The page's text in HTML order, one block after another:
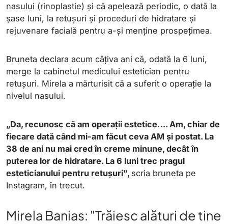
nasului (rinoplastie) și că apelează periodic, o dată la
șase luni, la retușuri și proceduri de hidratare și
rejuvenare facială pentru a-și menține prospețimea.
Bruneta declara acum câțiva ani că, odată la 6 luni,
merge la cabinetul medicului estetician pentru
retușuri. Mirela a mărturisit că a suferit o operație la
nivelul nasului.
„Da, recunosc că am operații estetice…. Am, chiar de
fiecare dată când mi-am făcut ceva AM și postat. La
38 de ani nu mai cred în creme minune, decât în
puterea lor de hidratare. La 6 luni trec pragul
esteticianului pentru retușuri", scria bruneta pe
Instagram, în trecut.
Mirela Banias: "Trăiesc alături de tine